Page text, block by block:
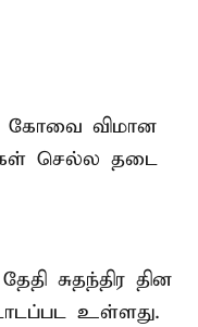
கோவை விமான
செல்ல தடை
சுதந்திர தின
உள்ளது.